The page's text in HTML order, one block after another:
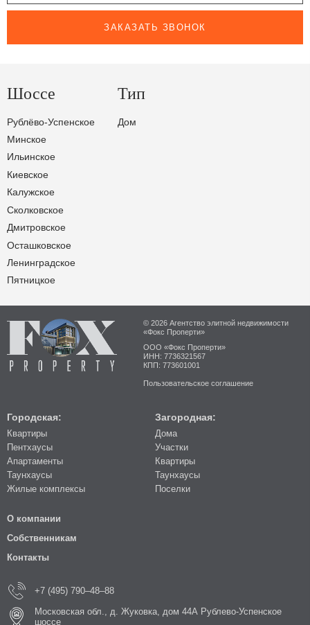
ЗАКАЗАТЬ ЗВОНОК
Шоссе
Рублёво-Успенское
Минское
Ильинское
Киевское
Калужское
Сколковское
Дмитровское
Осташковское
Ленинградское
Пятницкое
Тип
Дом
© 2026 Агентство элитной недвижимости
«Фокс Проперти»
ООО «Фокс Проперти»
ИНН: 7736321567
КПП: 773601001
Пользовательское соглашение
Городская:
Квартиры
Пентхаусы
Апартаменты
Таунхаусы
Жилые комплексы
Загородная:
Дома
Участки
Квартиры
Таунхаусы
Поселки
О компании
Собственникам
Контакты
+7 (495) 790–48–88
Московская обл., д. Жуковка, дом 44А Рублево-Успенское
шоссе